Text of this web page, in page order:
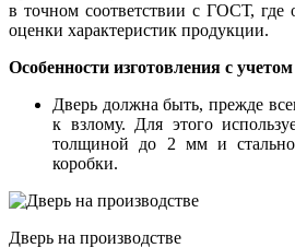
в точном соответствии с ГОСТ, где
оценки характеристик продукции.
Особенности изготовления с
Дверь должна быть, прежде
к взлому. Для этого
толщиной до 2 мм и
коробки.
Дверь на производстве